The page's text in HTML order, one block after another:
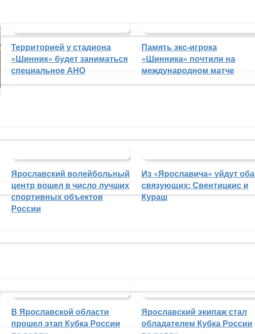
Территорией у стадиона
«Шинник» будет заниматься
специальное АНО
Память экс-игрока
«Шинника» почтили на
международном матче
Ярославский волейбольный
центр вошел в число лучших
спортивных объектов
России
Из «Ярославича» уйдут оба
связующих: Свентицкис и
Кураш
В Ярославской области
прошел этап Кубка России
Ярославский экипаж стал
обладателем Кубка России